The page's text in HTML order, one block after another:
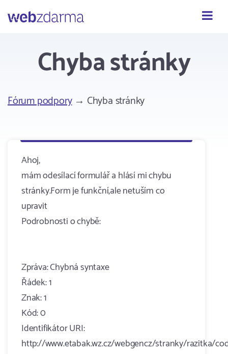
Webzdarma
Chyba stránky
Fórum podpory→ Chyba stránky
Ahoj,
mám odesílací formulář a hlásí mi chybu
stránky.Form je funkční,ale netuším co
upravit
Podrobnosti o chybě:
Zpráva: Chybná syntaxe
Řádek: 1
Znak: 1
Kód: 0
Identifikátor URI:
http://www.etabak.wz.cz/webgencz/stranky/razitka/